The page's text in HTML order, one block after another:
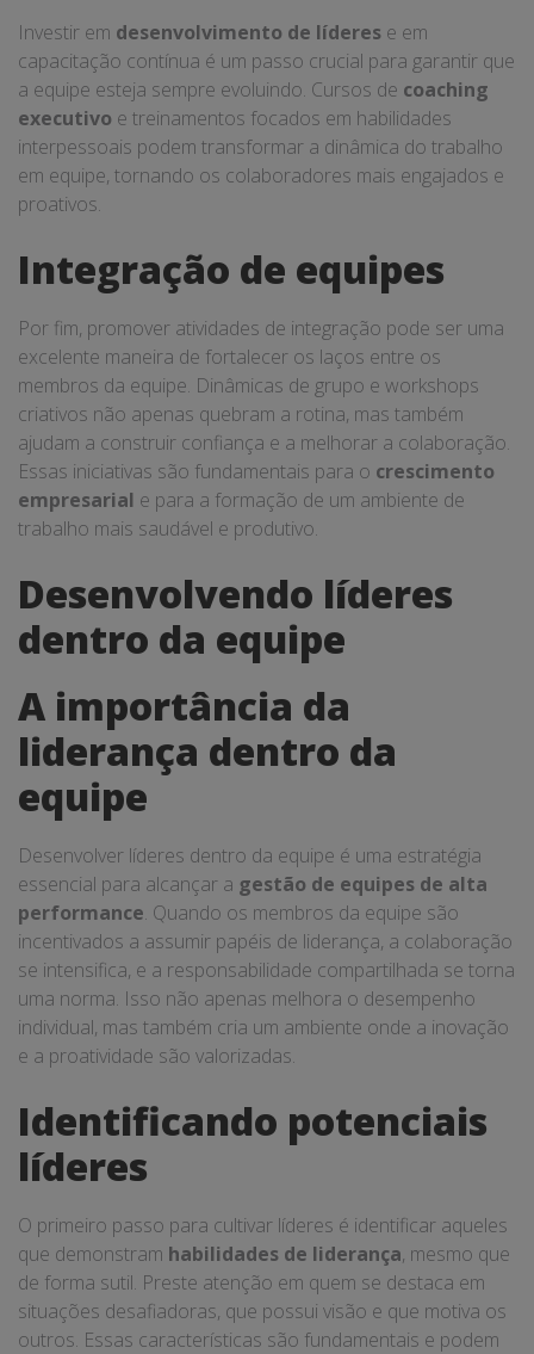
Investir em desenvolvimento de líderes e em
capacitação contínua é um passo crucial para garantir que
a equipe esteja sempre evoluindo. Cursos de coaching
executivo e treinamentos focados em habilidades
interpessoais podem transformar a dinâmica do trabalho
em equipe, tornando os colaboradores mais engajados e
proativos.
Integração de equipes
Por fim, promover atividades de integração pode ser uma
excelente maneira de fortalecer os laços entre os
membros da equipe. Dinâmicas de grupo e workshops
criativos não apenas quebram a rotina, mas também
ajudam a construir confiança e a melhorar a colaboração.
Essas iniciativas são fundamentais para o crescimento
empresarial e para a formação de um ambiente de
trabalho mais saudável e produtivo.
Desenvolvendo líderes
dentro da equipe
A importância da
liderança dentro da
equipe
Desenvolver líderes dentro da equipe é uma estratégia
essencial para alcançar a gestão de equipes de alta
performance. Quando os membros da equipe são
incentivados a assumir papéis de liderança, a colaboração
se intensifica, e a responsabilidade compartilhada se torna
uma norma. Isso não apenas melhora o desempenho
individual, mas também cria um ambiente onde a inovação
e a proatividade são valorizadas.
Identificando potenciais
líderes
O primeiro passo para cultivar líderes é identificar aqueles
que demonstram habilidades de liderança, mesmo que
de forma sutil. Preste atenção em quem se destaca em
situações desafiadoras, que possui visão e que motiva os
outros. Essas características são fundamentais e podem